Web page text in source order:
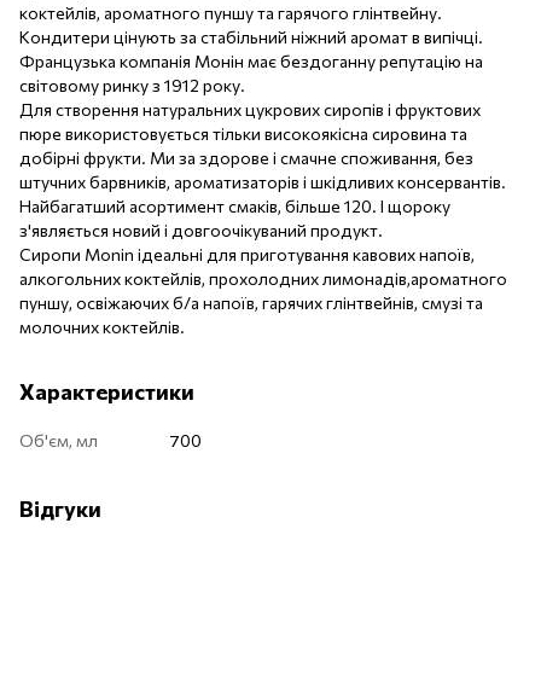
коктейлів, ароматного пуншу та гарячого глінтвейну.
Кондитери цінують за стабільний ніжний аромат в випічці.
Французька компанія Монін має бездоганну репутацію на
світовому ринку з 1912 року.
Для створення натуральних цукрових сиропів і фруктових
пюре використовується тільки високоякісна сировина та
добірні фрукти. Ми за здорове і смачне споживання, без
штучних барвників, ароматизаторів і шкідливих консервантів.
Найбагатший асортимент смаків, більше 120. І щороку
з'являється новий і довгоочікуваний продукт.
Сиропи Monin ідеальні для приготування кавових напоїв,
алкогольних коктейлів, прохолодних лимонадів,ароматного
пуншу, освіжаючих б/а напоїв, гарячих глінтвейнів, смузі та
молочних коктейлів.
Характеристики
Об'єм, мл 700
Відгуки